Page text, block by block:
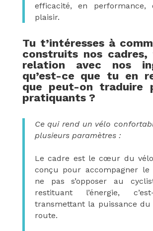
efficacité, en
plaisir.
Tu t’intéresses à
construits nos cadres,
relation avec nos
qu’est-ce que tu en
que peut-on traduire
pratiquants ?
Ce qui rend un vélo
plusieurs paramètres :
Le cadre est le cœur du
conçu pour accompagner le
ne pas s’opposer au
restituant l’énergie,
transmettant la puissance
route.